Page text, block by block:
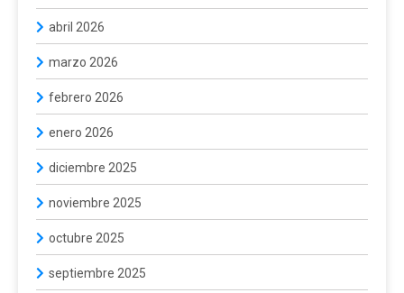
abril 2026
marzo 2026
febrero 2026
enero 2026
diciembre 2025
noviembre 2025
octubre 2025
septiembre 2025